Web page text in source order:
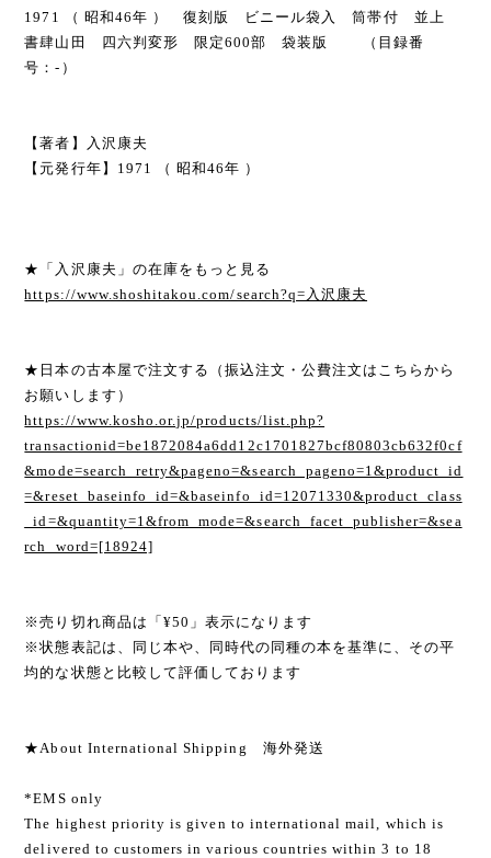
1971 （ 昭和46年 ） 復刻版 ビニール袋入 筒帯付 並上
書肆山田 四六判変形 限定600部 袋装版 （目録番
号：-）
【著者】入沢康夫
【元発行年】1971 （ 昭和46年 ）
★「入沢康夫」の在庫をもっと見る
https://www.shoshitakou.com/search?q=入沢康夫
★日本の古本屋で注文する（振込注文・公費注文はこちらから
お願いします）
https://www.kosho.or.jp/products/list.php?
transactionid=be1872084a6dd12c1701827bcf80803cb632f0cf
&mode=search_retry&pageno=&search_pageno=1&product_id
=&reset_baseinfo_id=&baseinfo_id=12071330&product_class
_id=&quantity=1&from_mode=&search_facet_publisher=&sea
rch_word=[18924]
※売り切れ商品は「¥50」表示になります
※状態表記は、同じ本や、同時代の同種の本を基準に、その平
均的な状態と比較して評価しております
★About International Shipping 海外発送
*EMS only
The highest priority is given to international mail, which is
delivered to customers in various countries within 3 to 18